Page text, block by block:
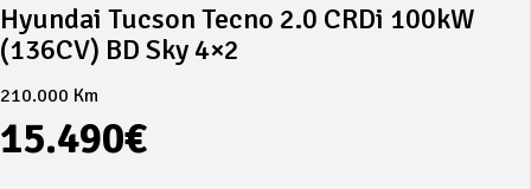
Hyundai Tucson Tecno 2.0 CRDi 100kW
(136CV) BD Sky 4×2
210.000 Km
15.490€